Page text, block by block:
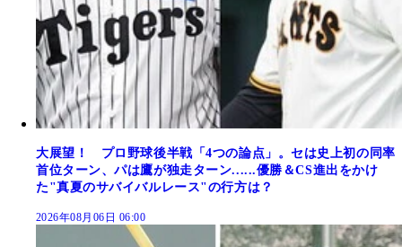
大展望！ プロ野球後半戦「4つの論点」。セは史上初の同率
首位ターン、パは鷹が独走ターン......優勝＆CS進出をかけ
た"真夏のサバイバルレース"の行方は？
2026年08月06日 06:00